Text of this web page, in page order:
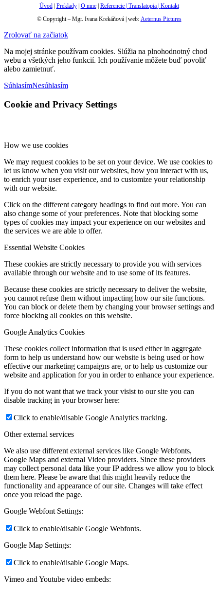
Úvod| Preklady| O mne| Referencie | Translatopia| Kontakt
© Copyright – Mgr. Ivana Krekáňová | web: Aeternus Pictures
Zrolovať na začiatok
Na mojej stránke používam cookies. Slúžia na plnohodnotný chod
webu a všetkých jeho funkcií. Ich používanie môžete buď povoliť
alebo zamietnuť.
SúhlasímNesúhlasím
Cookie and Privacy Settings
How we use cookies
We may request cookies to be set on your device. We use cookies to
let us know when you visit our websites, how you interact with us,
to enrich your user experience, and to customize your relationship
with our website.
Click on the different category headings to find out more. You can
also change some of your preferences. Note that blocking some
types of cookies may impact your experience on our websites and
the services we are able to offer.
Essential Website Cookies
These cookies are strictly necessary to provide you with services
available through our website and to use some of its features.
Because these cookies are strictly necessary to deliver the website,
you cannot refuse them without impacting how our site functions.
You can block or delete them by changing your browser settings and
force blocking all cookies on this website.
Google Analytics Cookies
These cookies collect information that is used either in aggregate
form to help us understand how our website is being used or how
effective our marketing campaigns are, or to help us customize our
website and application for you in order to enhance your experience.
If you do not want that we track your visist to our site you can
disable tracking in your browser here:
Click to enable/disable Google Analytics tracking.
Other external services
We also use different external services like Google Webfonts,
Google Maps and external Video providers. Since these providers
may collect personal data like your IP address we allow you to block
them here. Please be aware that this might heavily reduce the
functionality and appearance of our site. Changes will take effect
once you reload the page.
Google Webfont Settings:
Click to enable/disable Google Webfonts.
Google Map Settings:
Click to enable/disable Google Maps.
Vimeo and Youtube video embeds: